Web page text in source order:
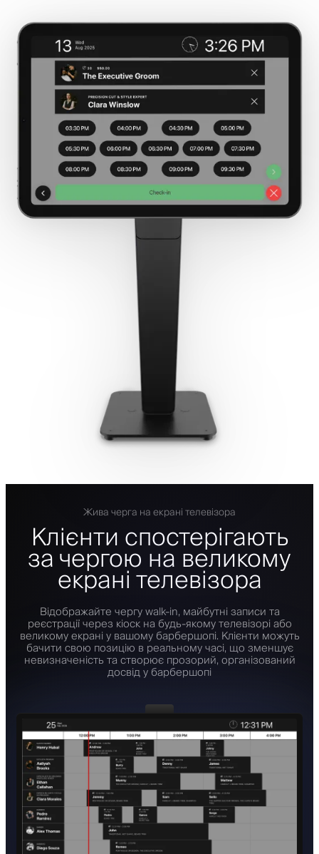
Жива черга на екрані телевізора
Клієнти спостерігають
за чергою на великому
екрані телевізора
Відображайте чергу walk-in, майбутні записи та
реєстрації через кіоск на будь-якому телевізорі або
великому екрані у вашому барбершопі. Клієнти можуть
бачити свою позицію в реальному часі, що зменшує
невизначеність та створює прозорий, організований
досвід у барбершопі